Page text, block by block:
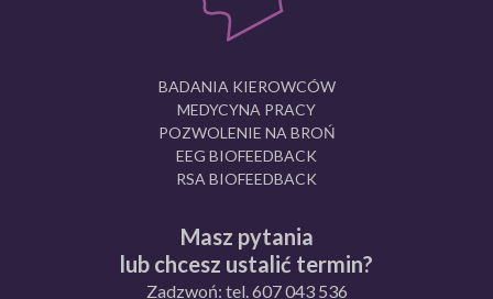
BADANIA KIEROWCÓW
MEDYCYNA PRACY
POZWOLENIE NA BROŃ
EEG BIOFEEDBACK
RSA BIOFEEDBACK
Masz pytania
lub chcesz ustalić termin?
Zadzwoń: tel.607 043 536